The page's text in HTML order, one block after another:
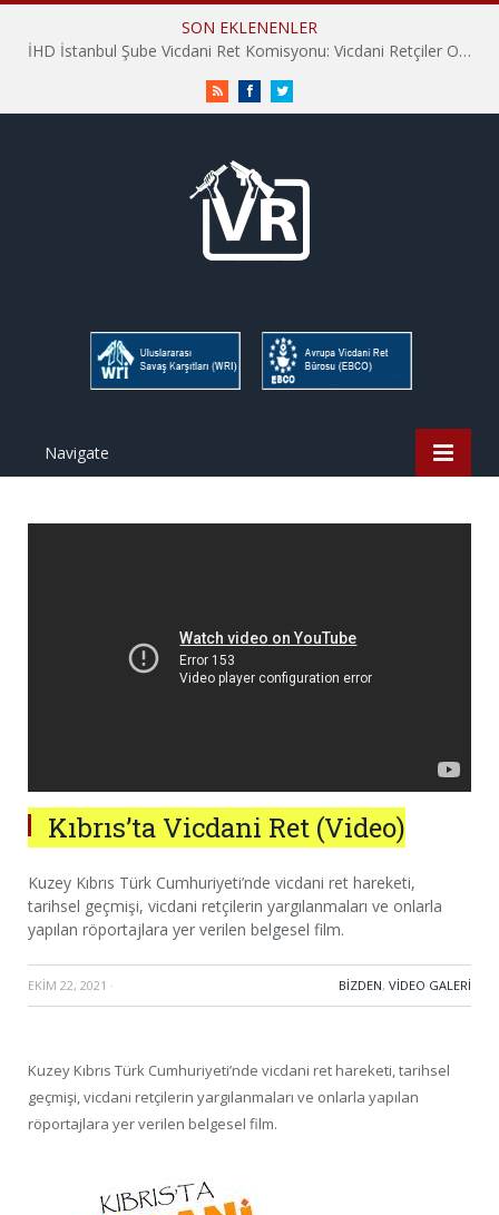
SON EKLENENLER
İHD İstanbul Şube Vicdani Ret Komisyonu: Vicdani Retçiler Olarak Destek İçin Buradayız!
RSS FacebookTwitter
Navigate
Kıbrıs’ta Vicdani Ret (Video)
Kuzey Kıbrıs Türk Cumhuriyeti’nde vicdani ret hareketi,
tarihsel geçmişi, vicdani retçilerin yargılanmaları ve onlarla
yapılan röportajlara yer verilen belgesel film.
EKIM 22, 2021 · BIZDEN, VIDEO GALERI
Kuzey Kıbrıs Türk Cumhuriyeti’nde vicdani ret hareketi, tarihsel
geçmişi, vicdani retçilerin yargılanmaları ve onlarla yapılan
röportajlara yer verilen belgesel film.